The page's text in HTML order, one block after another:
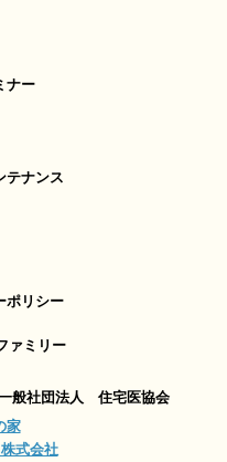
ナー
テナンス
ポリシー